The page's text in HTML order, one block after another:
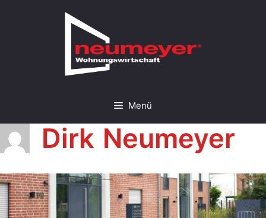
Menü
Dirk Neumeyer